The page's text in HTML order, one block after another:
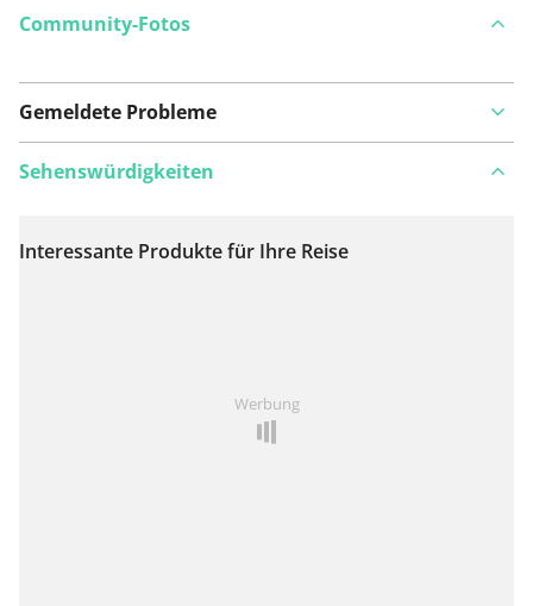
Community-Fotos
Gemeldete Probleme
Auf Karte anzeigen
Sehenswürdigkeiten
Interessante Produkte für Ihre Reise
Werbung